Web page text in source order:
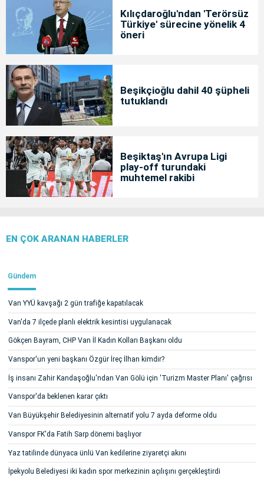
Kılıçdaroğlu'ndan 'Terörsüz
Türkiye' sürecine yönelik 4
öneri
Beşikçioğlu dahil 40 şüpheli
tutuklandı
Beşiktaş'ın Avrupa Ligi
play-off turundaki
muhtemel rakibi
EN ÇOK ARANAN HABERLER
Gündem
Van YYÜ kavşağı 2 gün trafiğe kapatılacak
Van'da 7 ilçede planlı elektrik kesintisi uygulanacak
Gökçen Bayram, CHP Van İl Kadın Kolları Başkanı oldu
Vanspor'un yeni başkanı Özgür İreç İlhan kimdir?
İş insanı Zahir Kandaşoğlu'ndan Van Gölü için 'Turizm Master Planı' çağrısı
Vanspor'da beklenen karar çıktı
Van Büyükşehir Belediyesinin alternatif yolu 7 ayda deforme oldu
Vanspor FK'da Fatih Sarp dönemi başlıyor
Yaz tatilinde dünyaca ünlü Van kedilerine ziyaretçi akını
İpekyolu Belediyesi iki kadın spor merkezinin açılışını gerçekleştirdi